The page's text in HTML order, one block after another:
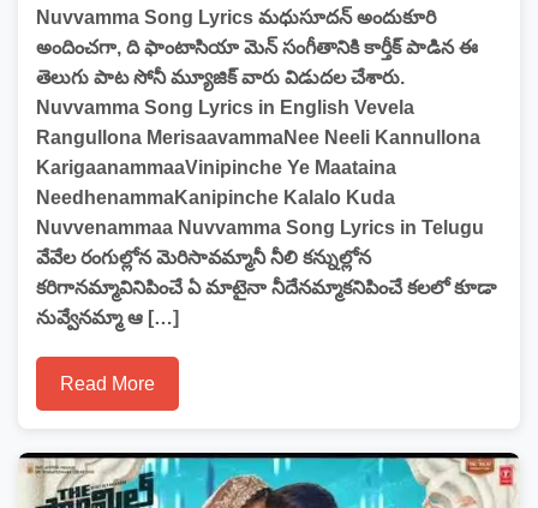
Nuvvamma Song Lyrics మధుసూదన్ అందుకూరి
అందించగా, ది ఫాంటాసియా మెన్ సంగీతానికి కార్తీక్ పాడిన ఈ
తెలుగు పాట సోనీ మ్యూజిక్ వారు విడుదల చేశారు.
Nuvvamma Song Lyrics in English Vevela
Rangullona MerisaavammaNee Neeli Kannullona
KarigaanammaaVinipinche Ye Maataina
NeedhenammaKanipinche Kalalo Kuda
Nuvvenammaa Nuvvamma Song Lyrics in Telugu
వేవేల రంగుల్లోన మెరిసావమ్మానీ నీలి కన్నుల్లోన
కరిగానమ్మావినిపించే ఏ మాటైనా నీదేనమ్మాకనిపించే కలలో కూడా
నువ్వేనమ్మా ఆ […]
Read More